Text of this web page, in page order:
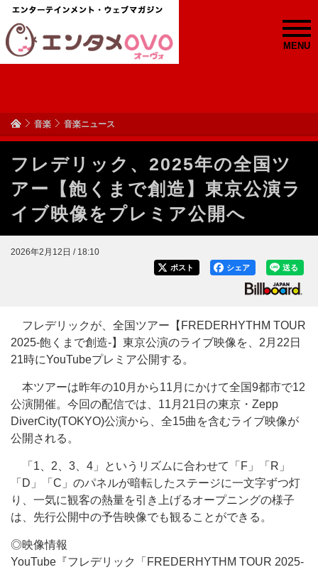
MENU
音楽 音楽ニュース
フレデリック、2025年の全国ツ
アー【飽くまで創造】東京公演ラ
イブ映像をプレミア公開へ
2026年2月12日 / 18:10
送る
シェア
ポスト
フレデリックが、全国ツアー【FREDERHYTHM TOUR
2025-飽くまで創造-】東京公演のライブ映像を、2月22日
21時にYouTubeプレミア公開する。
本ツアーは昨年の10月から11月にかけて全国9都市で12
公演開催。今回の配信では、11月21日の東京・Zepp
DiverCity(TOKYO)公演から、全15曲を含むライブ映像が
公開される。
「1、2、3、4」というリズムに合わせて「F」「R」
「D」「C」のパネルが暗転したステージに一文字ずつ灯
り、一気に観客の熱量を引き上げるオープニングの様子
は、先行公開中の予告映像でも観ることができる。
◎映像情報
YouTube『フレデリック「FREDERHYTHM TOUR 2025-